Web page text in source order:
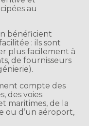
au
bénéficient
: ils sont
plus facilement à
de fournisseurs
compte des
des voies
maritimes, de la
ou d’un aéroport,